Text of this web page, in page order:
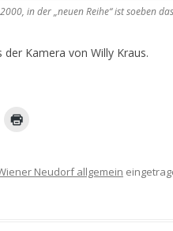
in der „neuen Reihe“ ist soeben
Kamera von Willy Kraus.
Neudorf allgemein